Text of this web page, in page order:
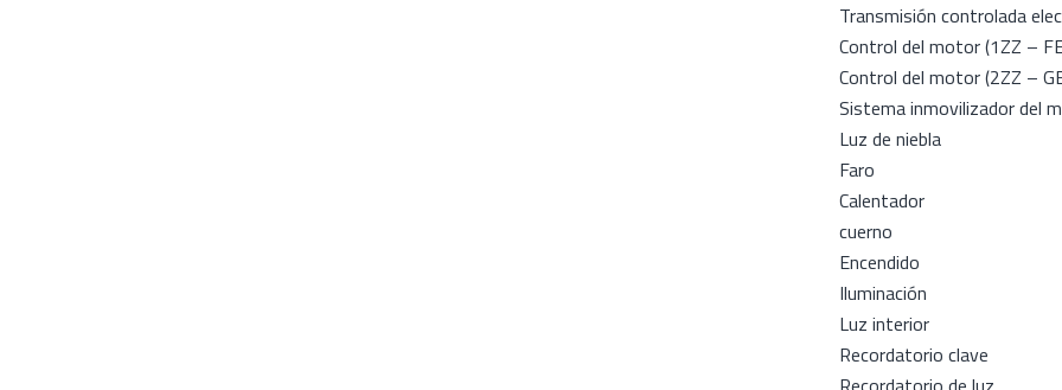
Transmisión controlada
Control del motor (1ZZ –
Control del motor (2ZZ –
Sistema inmovilizador del
Luz de niebla
Faro
Calentador
cuerno
Encendido
Iluminación
Luz interior
Recordatorio clave